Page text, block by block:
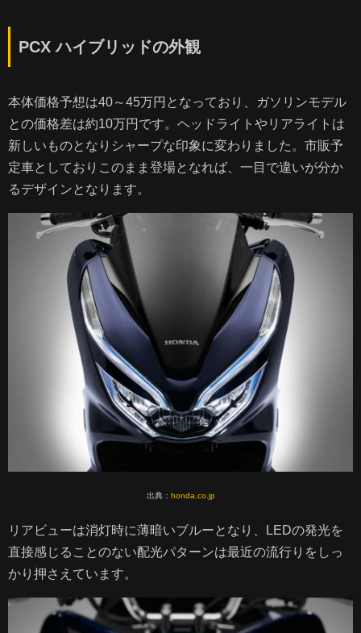
PCX ハイブリッドの外観
本体価格予想は40～45万円となっており、ガソリンモデル
との価格差は約10万円です。ヘッドライトやリアライトは
新しいものとなりシャープな印象に変わりました。市販予
定車としておりこのまま登場となれば、一目で違いが分か
るデザインとなります。
出典： honda.co.jp
リアビューは消灯時に薄暗いブルーとなり、LEDの発光を
直接感じることのない配光パターンは最近の流行りをしっ
かり押さえています。